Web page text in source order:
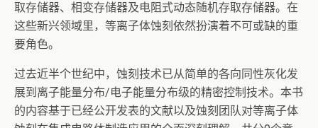
取存储器、相变存储器及电阻式动态随机存取存储器。在
这些新兴领域里，等离子体蚀刻依然扮演着不可或缺的重
要角色。
过去近半个世纪中，蚀刻技术已从简单的各向同性灰化发
展到离子能量分布/电子能量分布级的精密控制技术。本书
的内容基于已经公开发表的文献以及蚀刻团队对等离子体